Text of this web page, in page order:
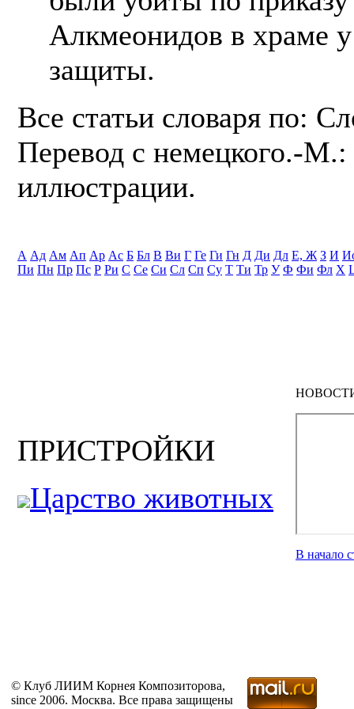
Алкмеонидов в храме
защиты.
Все статьи словаря по:
Перевод с немецкого.-
иллюстрации.
А Ад Ам Ап Ар Ас Б Бл В Ви Г Ге Ги Гн Д Ди Дл Е, Ж З И
Пи Пн Пр Пс Р Ри С Се Си Сл Сп Су Т Ти Тр У Ф Фи Фл Х
ПРИСТРОЙКИ
Царство животных
В начало
© Клуб ЛИИМ Корнея Композиторова,
since 2006. Москва. Все права защищены